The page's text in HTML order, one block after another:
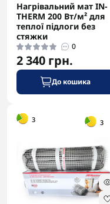
Нагрівальний мат IN-
THERM 200 Вт/м² для
теплої підлоги без
стяжки
0
2 340 грн.
До кошика
3
-5% в корзині
3